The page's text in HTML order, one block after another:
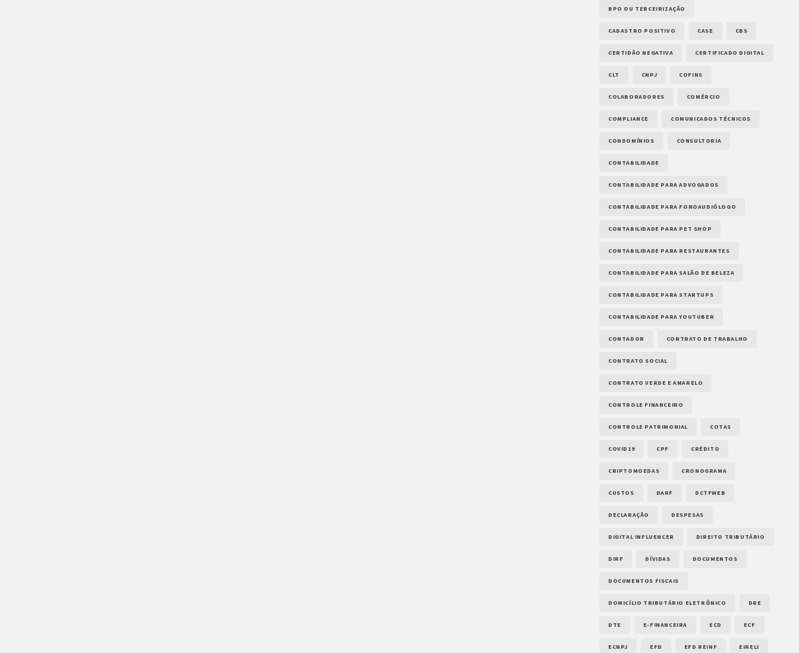
BPO OU TERCEIRIZAÇÃO
CADASTRO POSITIVO CASE CBS
CERTIDÃO NEGATIVA CERTIFICADO DIGITAL
CLT CNPJ COFINS
COLABORADORES COMÉRCIO
COMPLIANCE COMUNICADOS TÉCNICOS
CONDOMÍNIOS CONSULTORIA
CONTABILIDADE
CONTABILIDADE PARA ADVOGADOS
CONTABILIDADE PARA FONOAUDIÓLOGO
CONTABILIDADE PARA PET SHOP
CONTABILIDADE PARA RESTAURANTES
CONTABILIDADE PARA SALÃO DE BELEZA
CONTABILIDADE PARA STARTUPS
CONTABILIDADE PARA YOUTUBER
CONTADOR CONTRATO DE TRABALHO
CONTRATO SOCIAL
CONTRATO VERDE E AMARELO
CONTROLE FINANCEIRO
CONTROLE PATRIMONIAL COTAS
COVID19 CPF CRÉDITO
CRIPTOMOEDAS CRONOGRAMA
CUSTOS DARF DCTFWEB
DECLARAÇÃO DESPESAS
DIGITAL INFLUENCER DIREITO TRIBUTÁRIO
DIRF DÍVIDAS DOCUMENTOS
DOCUMENTOS FISCAIS
DOMICÍLIO TRIBUTÁRIO ELETRÔNICO DRE
DTE E-FINANCEIRA ECD ECF
ECNPJ EFD EFD REINF EIRELI